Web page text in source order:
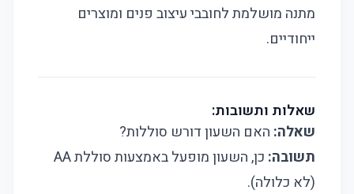
מתנה מושלמת לחובבי עיצוב פנים ומוצרים
ייחודיים.
שאלות ותשובות:
שאלה: האם השעון דורש סוללות?
תשובה:
כן, השעון מופעל באמצעות סוללת AA
(לא כלולה).